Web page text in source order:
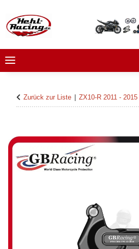
Zurück zur Liste ZX10-R 2011 - 2015